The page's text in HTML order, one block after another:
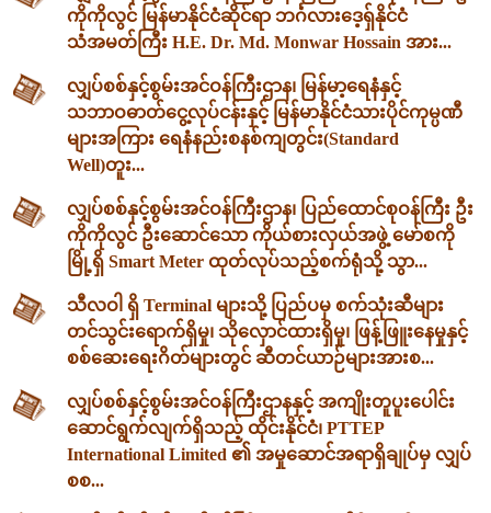
ကိုကိုလွင် မြန်မာနိုင်ငံဆိုင်ရာ ဘင်္ဂလားဒေ့ရှ်နိုင်ငံ
သံအမတ်ကြီး H.E. Dr. Md. Monwar Hossain အား...
လျှပ်စစ်နှင့်စွမ်းအင်ဝန်ကြီးဌာန၊ မြန်မာ့ရေနံနှင့်
သဘာဝဓာတ်ငွေ့လုပ်ငန်းနှင့် မြန်မာနိုင်ငံသားပိုင်ကုမ္ပဏီ
များအကြား ရေနံနည်းစနစ်ကျတွင်း(Standard
Well)တူး...
လျှပ်စစ်နှင့်စွမ်းအင်ဝန်ကြီးဌာန၊ ပြည်ထောင်စုဝန်ကြီး ဦး
ကိုကိုလွင် ဦးဆောင်သော ကိုယ်စားလှယ်အဖွဲ့ မော်စကို
မြို့ရှိ Smart Meter ထုတ်လုပ်သည့်စက်ရုံသို့ သွာ...
သီလဝါ ရှိ Terminal များသို့ ပြည်ပမှ စက်သုံးဆီများ
တင်သွင်းရောက်ရှိမှု၊ သိုလှောင်ထားရှိမှု၊ ဖြန့်ဖြူးနေမှုနှင့်
စစ်ဆေးရေးဂိတ်များတွင် ဆီတင်ယာဉ်များအားစ...
လျှပ်စစ်နှင့်စွမ်းအင်ဝန်ကြီးဌာနနှင့် အကျိုးတူပူးပေါင်း
ဆောင်ရွက်လျက်ရှိသည့် ထိုင်းနိုင်ငံ၊ PTTEP
International Limited ၏ အမှုဆောင်အရာရှိချုပ်မှ လျှပ်
စစ...